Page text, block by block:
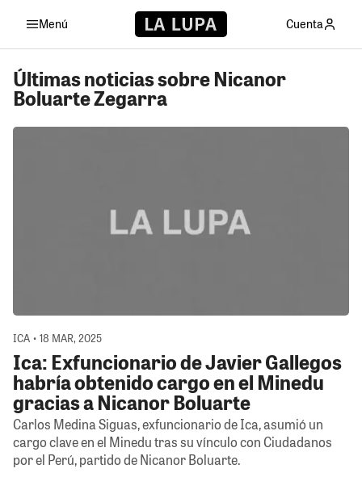
Menú Cuenta
Últimas noticias sobre Nicanor
Boluarte Zegarra
ICA • 18 MAR, 2025
Ica: Exfuncionario de Javier Gallegos
habría obtenido cargo en el Minedu
gracias a Nicanor Boluarte
Carlos Medina Siguas, exfuncionario de Ica, asumió un
cargo clave en el Minedu tras su vínculo con Ciudadanos
por el Perú, partido de Nicanor Boluarte.